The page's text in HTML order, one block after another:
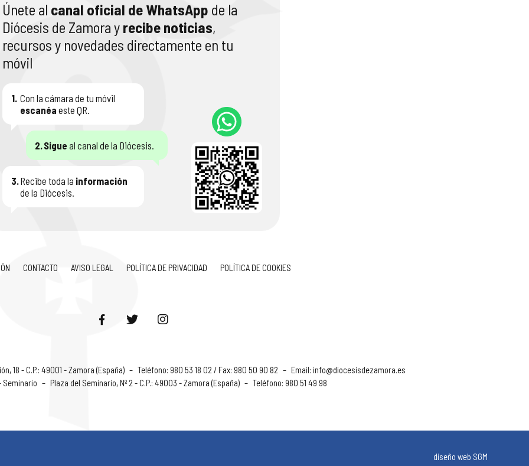
Únete al canal oficial de WhatsApp de la
Diócesis de Zamora y recibe noticias,
recursos y novedades directamente en tu
móvil
1. Con la cámara de tu móvil
escanéa este QR.
2.Sigue al canal de la Diócesis.
3.Recibe toda la información
de la Diócesis.
CONTACTO AVISO LEGAL POLÍTICA DE PRIVACIDAD POLÍTICA DE COOKIES
18 - C.P.: 49001 - Zamora (España) – Teléfono: 980 53 18 02 / Fax: 980 50 90 82 – Email: info@diocesisdezamora.es
Seminario – Plaza del Seminario, Nº 2 - C.P.: 49003 - Zamora (España) – Teléfono: 980 51 49 98
diseño web SGM